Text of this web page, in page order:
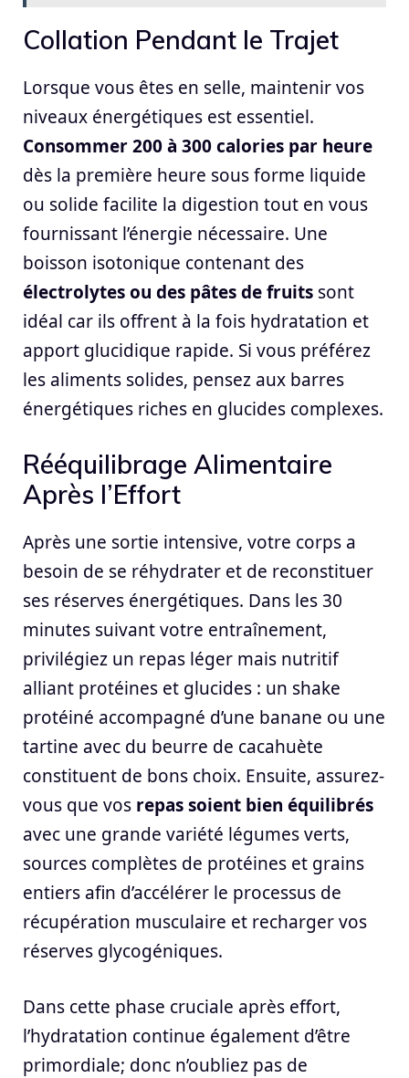
Collation Pendant le Trajet
Lorsque vous êtes en selle, maintenir vos
niveaux énergétiques est essentiel.
Consommer 200 à 300 calories par heure
dès la première heure sous forme liquide
ou solide facilite la digestion tout en vous
fournissant l’énergie nécessaire. Une
boisson isotonique contenant des
électrolytes ou des pâtes de fruits sont
idéal car ils offrent à la fois hydratation et
apport glucidique rapide. Si vous préférez
les aliments solides, pensez aux barres
énergétiques riches en glucides complexes.
Rééquilibrage Alimentaire
Après l’Effort
Après une sortie intensive, votre corps a
besoin de se réhydrater et de reconstituer
ses réserves énergétiques. Dans les 30
minutes suivant votre entraînement,
privilégiez un repas léger mais nutritif
alliant protéines et glucides : un shake
protéiné accompagné d’une banane ou une
tartine avec du beurre de cacahuète
constituent de bons choix. Ensuite, assurez-
vous que vos repas soient bien équilibrés
avec une grande variété légumes verts,
sources complètes de protéines et grains
entiers afin d’accélérer le processus de
récupération musculaire et recharger vos
réserves glycogéniques.
Dans cette phase cruciale après effort,
l’hydratation continue également d’être
primordiale; donc n’oubliez pas de